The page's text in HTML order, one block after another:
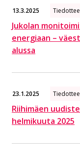
13.3.2025
Jukolan
energiaan –
alussa
23.1.2025
Riihimäen
helmikuuta 2025